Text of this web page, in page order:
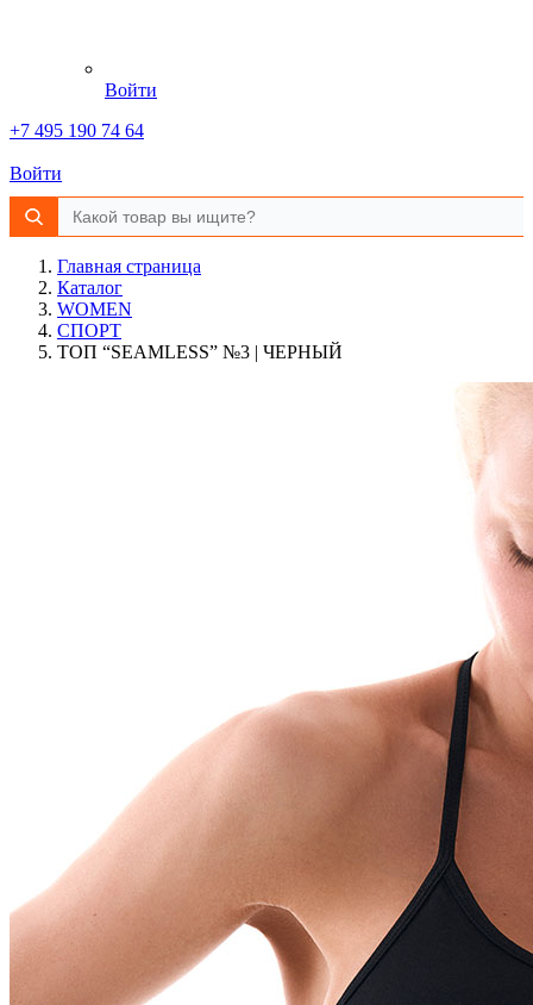
Войти
+7 495 190 74 64
Войти
Главная страница
Каталог
WOMEN
СПОРТ
ТОП “SEAMLESS” №3 | ЧЕРНЫЙ